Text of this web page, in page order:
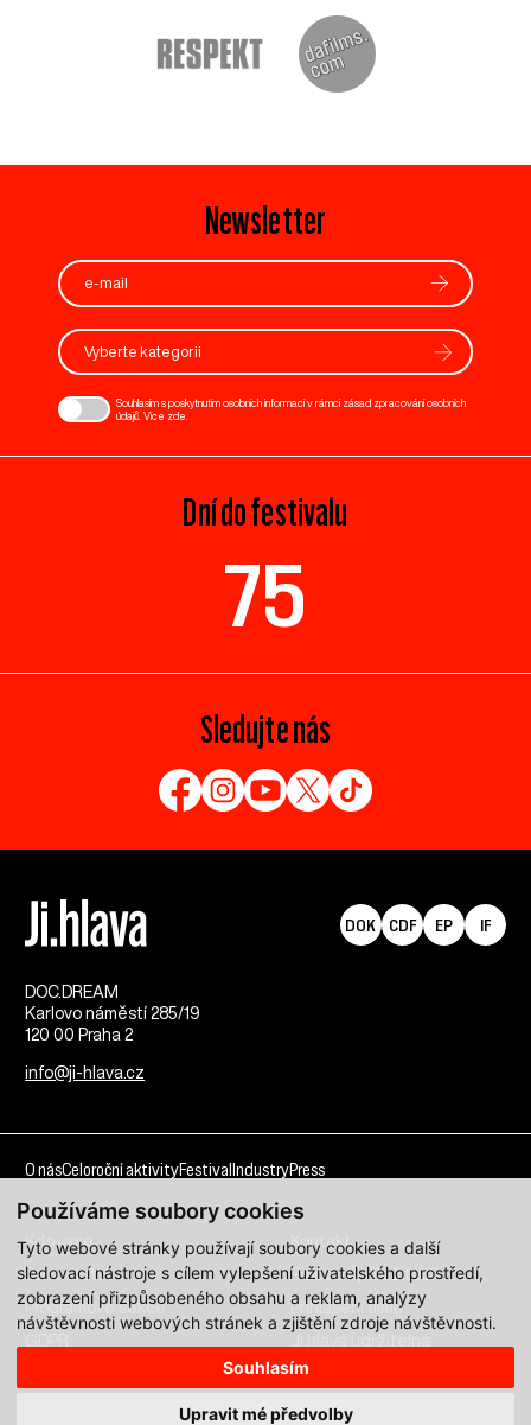
Používáme soubory cookies
Tyto webové stránky používají soubory cookies a další
sledovací nástroje s cílem vylepšení uživatelského prostředí,
zobrazení přizpůsobeného obsahu a reklam, analýzy
návštěvnosti webových stránek a zjištění zdroje návštěvnosti.
Souhlasím
Upravit mé předvolby
Newsletter
Vyberte kategorii
Souhlasím s poskytnutím osobních informací v rámci zásad zpracování osobních
údajů. Více zde
Dní do festivalu
75
Sledujte nás
DOC.DREAM​
Karlovo náměstí 285/19
120 00 Praha 2
info@ji-hlava.cz
DOK CDF EP IF
O násCeloroční aktivityFestival IndustryPress
Kdo jsme
Kontakt
Partnerství
Pracovní příležitosti
Programové sekce
Přihlášení filmu
Všechna práva vyhrazena DOC.DREAM services s. r. o.
Zásady zpracování osobních údajů pro MFDF Ji.hlava zde